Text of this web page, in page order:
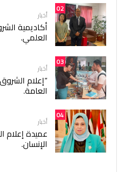
02
أخبار
أكاديمية
العلمي.
03
أخبار
“إعلام
العامة.
04
أخبار
عميدة إعلام
الإنسان.